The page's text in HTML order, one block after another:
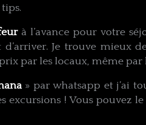
à l’avance pour votre
Je trouve mieux
par les locaux, même par
» par whatsapp et j’ai
excursions ! Vous pouvez